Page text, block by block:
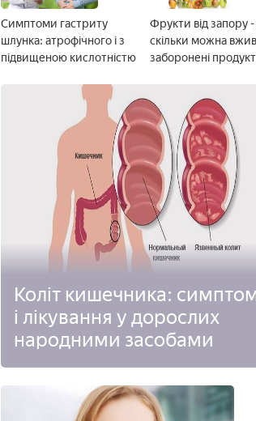
Симптоми гастриту
шлунка: атрофічного і з
підвищеною кислотністю
Фрукти від запору -
скільки можна
заборонені
Коліт кишечника:
і лікування у дорослих
народними засобами